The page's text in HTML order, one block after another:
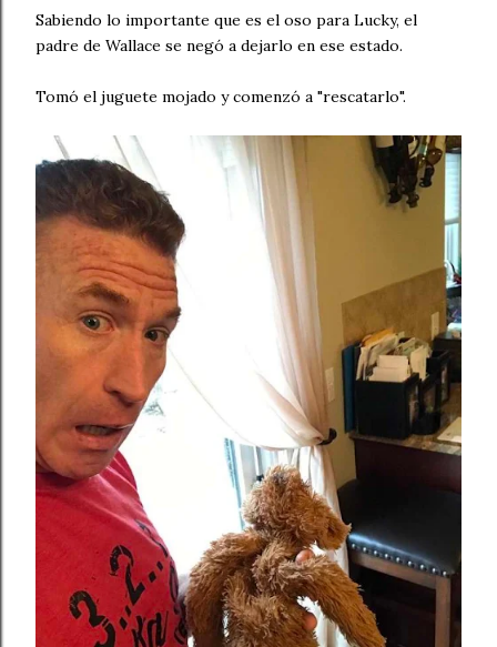
Sabiendo lo importante que es el oso para Lucky, el
padre de Wallace se negó a dejarlo en ese estado.
Tomó el juguete mojado y comenzó a "rescatarlo".